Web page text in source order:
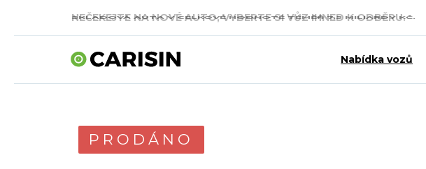
SKLADOVÁ AUTA V CELKOVÉ HODNOTĚ TÉMĚŘ 7,5 MILIARDY KČ.
Nabídka vozů
PRODÁNO